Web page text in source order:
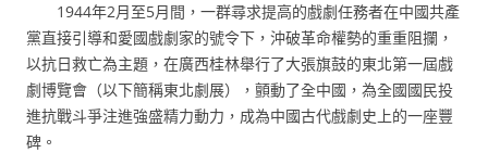
1944年2月至5月間，一群尋求提高的戲劇任務者在中國共產
黨直接引導和愛國戲劇家的號令下，沖破革命權勢的重重阻攔，
以抗日救亡為主題，在廣西桂林舉行了大張旗鼓的東北第一屆戲
劇博覽會（以下簡稱東北劇展），顫動了全中國，為全國國民投
進抗戰斗爭注進強盛精力動力，成為中國古代戲劇史上的一座豐
碑。